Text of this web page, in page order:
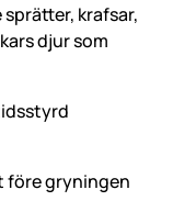
krafsar,
djur som
före gryningen